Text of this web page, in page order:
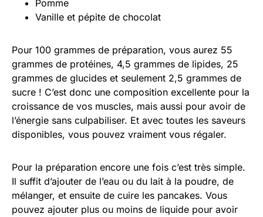
Pomme
Vanille et pépite de chocolat
Pour 100 grammes de préparation, vous aurez 55
grammes de protéines, 4,5 grammes de lipides, 25
grammes de glucides et seulement 2,5 grammes de
sucre ! C’est donc une composition excellente pour la
croissance de vos muscles, mais aussi pour avoir de
l’énergie sans culpabiliser. Et avec toutes les saveurs
disponibles, vous pouvez vraiment vous régaler.
Pour la préparation encore une fois c’est très simple.
Il suffit d’ajouter de l’eau ou du lait à la poudre, de
mélanger, et ensuite de cuire les pancakes. Vous
pouvez ajouter plus ou moins de liquide pour avoir